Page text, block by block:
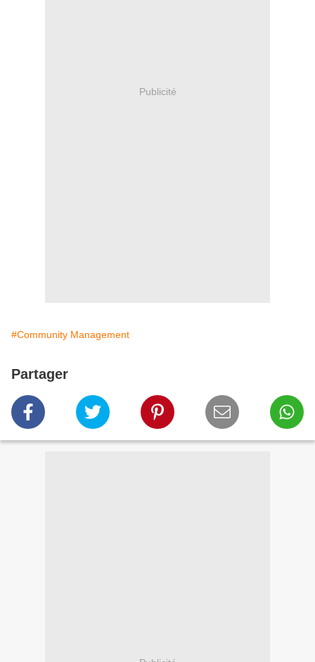
Publicité
#Community Management
Partager